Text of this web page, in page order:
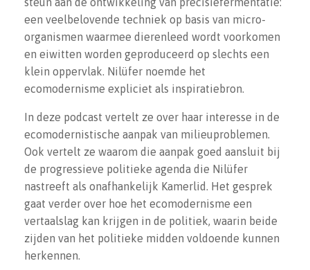
een veelbelovende techniek op basis van micro-
organismen waarmee dierenleed wordt voorkomen
en eiwitten worden geproduceerd op slechts een
klein oppervlak. Nilüfer noemde het
ecomodernisme expliciet als inspiratiebron.
In deze podcast vertelt ze over haar interesse in de
ecomodernistische aanpak van milieuproblemen.
Ook vertelt ze waarom die aanpak goed aansluit bij
de progressieve politieke agenda die Nilüfer
nastreeft als onafhankelijk Kamerlid. Het gesprek
gaat verder over hoe het ecomodernisme een
vertaalslag kan krijgen in de politiek, waarin beide
zijden van het politieke midden voldoende kunnen
herkennen.